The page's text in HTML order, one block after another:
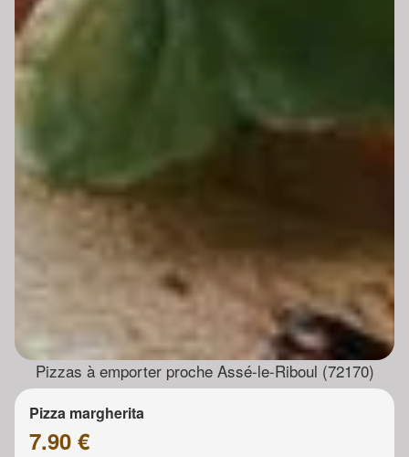
Pizzas à emporter proche Assé-le-Riboul (72170)
Pizza margherita
7.90 €